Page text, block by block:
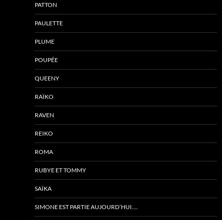
PATTON
PAULETTE
PLUME
POUPÉE
QUEENY
RAÏKO
RAVEN
REIKO
ROMA
RUBYE ET TOMMY
SAÏKA
SIMONE EST PARTIE AUJOURD’HUI….